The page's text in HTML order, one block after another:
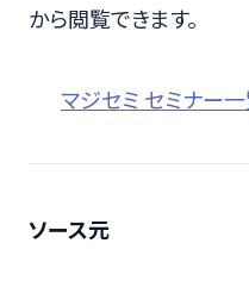
から閲覧できます。
マジセミ セミナー
ソース元